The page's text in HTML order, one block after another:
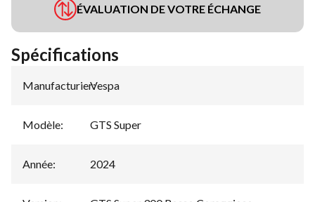
ÉVALUATION DE VOTRE ÉCHANGE
Spécifications
Manufacturier:
Vespa
Modèle: GTS Super
Année: 2024